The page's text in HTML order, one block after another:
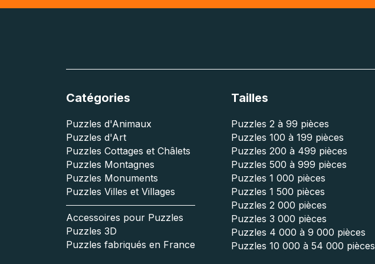
Catégories
Puzzles d'Animaux
Puzzles d'Art
Puzzles Cottages et Châlets
Puzzles Montagnes
Puzzles Monuments
Puzzles Villes et Villages
Accessoires pour Puzzles
Puzzles 3D
Puzzles fabriqués en France
Tailles
Puzzles 2 à 99 pièces
Puzzles 100 à 199 pièces
Puzzles 200 à 499 pièces
Puzzles 500 à 999 pièces
Puzzles 1 000 pièces
Puzzles 1 500 pièces
Puzzles 2 000 pièces
Puzzles 3 000 pièces
Puzzles 4 000 à 9 000 pièces
Puzzles 10 000 à 54 000 pièces